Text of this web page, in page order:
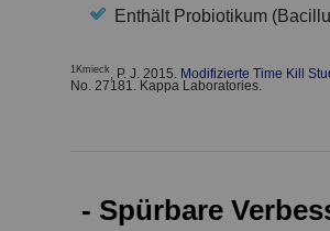
Enthält Probiotikum
1Kmieck , P. J. 2015. Modifizierte Time Kill
No. 27181. Kappa Laboratories.
- Spürbare